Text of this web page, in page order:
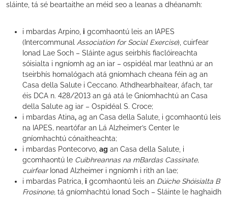
sláinte, tá sé beartaithe an méid seo a leanas a dhéanamh:
i mbardas Arpino, i gcomhaontú leis an IAPES
(Intercommunal
Association for Social Exercise), cuirfear
Ionad Lae Soch – Sláinte agus seirbhís fiaclóireachta
sóisialta i ngníomh ag an iar – ospidéal mar leathnú ar an
tseirbhís homalógach atá gníomhach cheana féin ag an
Casa della Salute i Ceccano. Athdhearbhaítear, áfach, tar
éis DCA n. 428/2013 an gá atá le Gníomhachtú an Casa
della Salute ag iar – Ospidéal S. Croce;
i mbardas Atina, ag an Casa della Salute, i gcomhaontú leis
na IAPES, neartófar an Lá Alzheimer’s Center le
gníomhachtú cónaitheachta;
i mbardas Pontecorvo, ag an Casa della Salute, i
gcomhaontú le Cuibhreannas na mBardas Cassinate,
cuirfearIonad Alzheimer i ngníomh i rith an lae;
i mbardas Patrica, i gcomhaontú leis an Dúiche Shóisialta B
Frosinone, tá gníomhachtú Ionad Soch – Sláinte le haghaidh